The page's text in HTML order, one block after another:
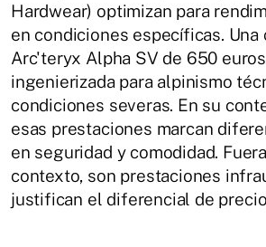
Hardwear) optimizan para
en condiciones específicas. Una
Arc'teryx Alpha SV de 650
ingenierizada para alpinismo
condiciones severas. En su
esas prestaciones marcan
en seguridad y comodidad.
contexto, son prestaciones
justifican el diferencial de